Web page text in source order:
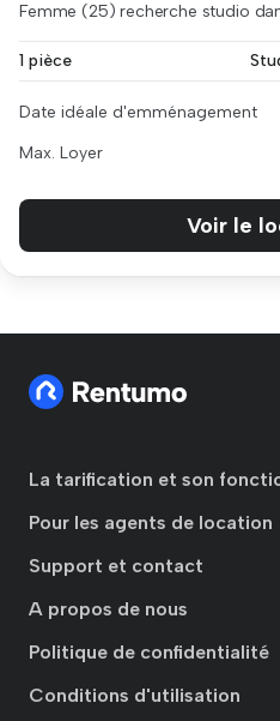
Femme (25) recherche studio
1 pièce
Date idéale d'emménagement
Max. Loyer
Voir le
La tarification et son
Pour les agents de location
Support et contact
A propos de nous
Politique de confidentialité
Conditions d'utilisation